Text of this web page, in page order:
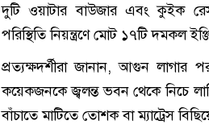
দুটি ওয়াটার বাউজার এবং কুইক
পরিস্থিতি নিয়ন্ত্রণে মোট ১৭টি দমকল
প্রত্যক্ষদর্শীরা জানান, আগুন
কয়েকজনকে জ্বলন্ত ভবন থেকে নিচে
বাঁচাতে মাটিতে তোশক বা ম্যাট্রেস